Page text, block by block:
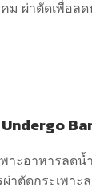
คม ผ่าตัดเพื่อ
พาะอาหารลด
าตัดกระเพาะ